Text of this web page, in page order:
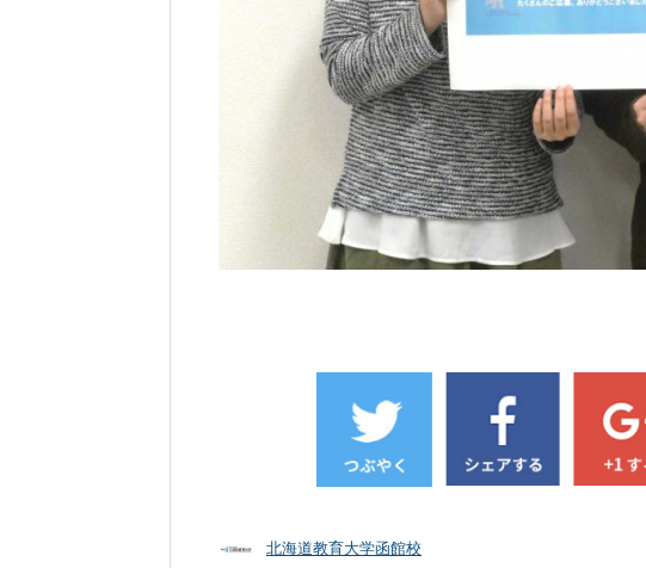
北海道教育大学函館校